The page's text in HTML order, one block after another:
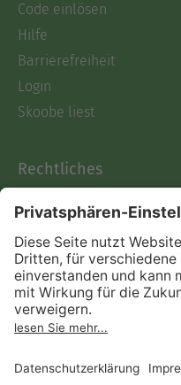
Code einlösen
Hilfe
Barrierefreiheit
Login
Skoobe liest
Rechtliches
AGB
Informationen nach Data
Act
Verträge hier kündigen
Impressum